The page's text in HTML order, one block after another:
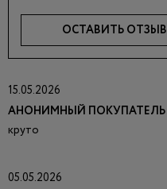
ОСТАВИТЬ ОТЗЫВ
15.05.2026
АНОНИМНЫЙ ПОКУПАТЕЛЬ
круто
05.05.2026